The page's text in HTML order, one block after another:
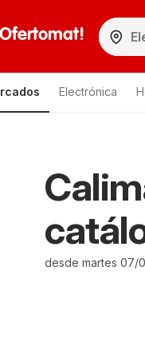
Electrónica
desde martes 07/